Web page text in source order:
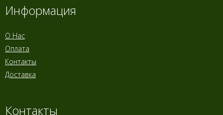
Информация
О Нас
Оплата
Контакты
Доставка
Контакты